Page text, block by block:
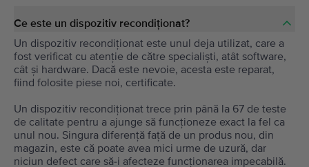
Ce este un dispozitiv recondiționat?
Un dispozitiv recondiționat este unul deja utilizat, care a
fost verificat cu atenție de către specialiști, atât software,
cât și hardware. Dacă este nevoie, acesta este reparat,
fiind folosite piese noi, certificate.
Un dispozitiv recondiționat trece prin până la 67 de teste
de calitate pentru a ajunge să funcționeze exact la fel ca
unul nou. Singura diferență față de un produs nou, din
magazin, este că poate avea mici urme de uzură, dar
niciun defect care să-i afecteze funcționarea impecabilă.